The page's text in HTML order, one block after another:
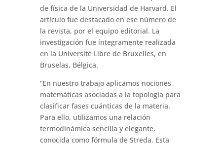
de física de la Universidad de Harvard. El
artículo fue destacado en ese número de
la revista, por el equipo editorial. La
investigación fue íntegramente realizada
en la Université Libre de Bruxelles, en
Bruselas, Bélgica.
“En nuestro trabajo aplicamos nociones
matemáticas asociadas a la topología para
clasificar fases cuánticas de la materia.
Para ello, utilizamos una relación
termodinámica sencilla y elegante,
conocida como fórmula de Streda. Esta